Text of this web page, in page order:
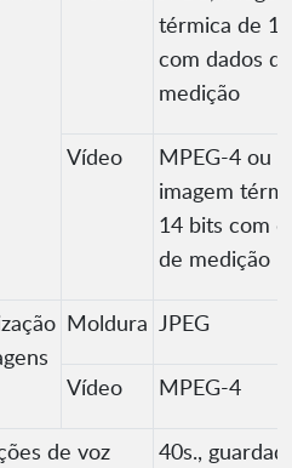
térmica de
com dados de
medição
Vídeo
MPEG-4 ou
imagem
14 bits com
de medição
Moldura JPEG
Vídeo MPEG-4
de voz
40s.,